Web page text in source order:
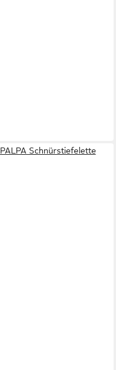
PALPA Schnürstiefelette